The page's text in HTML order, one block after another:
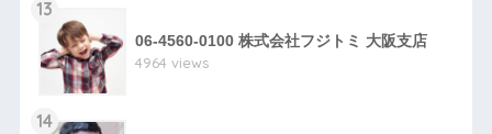
13
06-4560-0100 株式会社フジトミ 大阪支店
4964 views
14